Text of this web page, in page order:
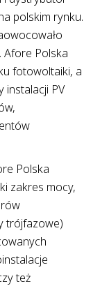
polskim rynku.
Afore Polska
fotowoltaiki, a
instalacji PV
Polska
zakres mocy,
trójfazowe)
też